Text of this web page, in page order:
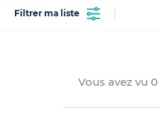
Filtrer ma liste
Vous avez vu 0